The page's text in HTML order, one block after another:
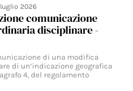
2026
comunicazione
disciplinare -
di una modifica
di un’indicazione geografica
4, del regolamento